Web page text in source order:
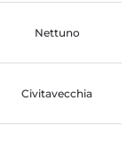
Nettuno
Civitavecchia